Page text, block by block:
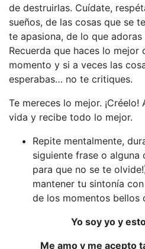
de destruirlas. Cuídate,
sueños, de las cosas que se
te apasiona, de lo que adoras
Recuerda que haces lo mejor
momento y si a veces las
esperabas… no te critiques.
Te mereces lo mejor.
vida y recibe todo lo mejor.
Repite mentalmente,
siguiente frase o alguna
para que no se te
mantener tu sintonía
de los momentos bellos
Yo soy yo y
Me amo y me acepto